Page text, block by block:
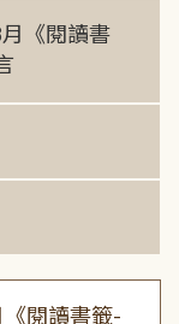
月《閱讀書
《閱讀書籤-